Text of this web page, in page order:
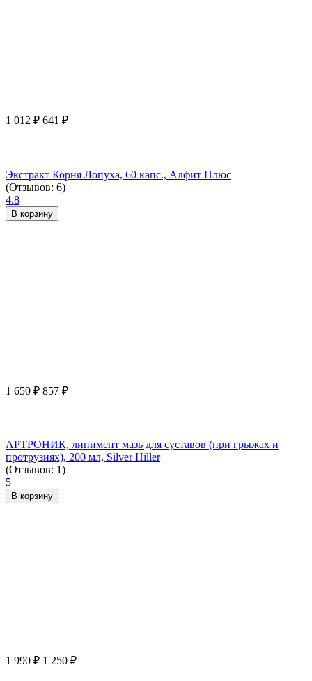
1 012 ₽ 641 ₽
Экстракт Корня Лопуха, 60 капс., Алфит Плюс
(Отзывов: 6)
4.8
В корзину
1 650 ₽ 857 ₽
АРТРОНИК, линимент мазь для суставов (при грыжах и
протрузиях), 200 мл, Silver Hiller
(Отзывов: 1)
5
В корзину
1 990 ₽ 1 250 ₽